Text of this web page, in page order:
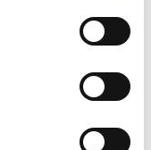
3.000.000